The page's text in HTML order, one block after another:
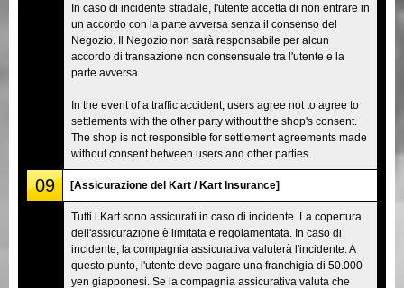
In caso di incidente stradale, l'utente accetta di non entrare in
un accordo con la parte avversa senza il consenso del
Negozio. Il Negozio non sarà responsabile per alcun
accordo di transazione non consensuale tra l'utente e la
parte avversa.
In the event of a traffic accident, users agree not to agree to
settlements with the other party without the shop's consent.
The shop is not responsible for settlement agreements made
without consent between users and other parties.
09 [Assicurazione del Kart / Kart Insurance]
Tutti i Kart sono assicurati in caso di incidente. La copertura
dell'assicurazione è limitata e regolamentata. In caso di
incidente, la compagnia assicurativa valuterà l'incidente. A
questo punto, l'utente deve pagare una franchigia di 50.000
yen giapponesi. Se la compagnia assicurativa valuta che